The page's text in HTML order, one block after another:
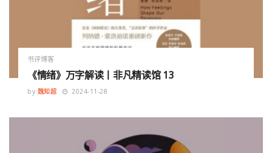
书评博客
《情绪》万字解读丨非凡精读馆 13
by 魏知超 2024-11-28